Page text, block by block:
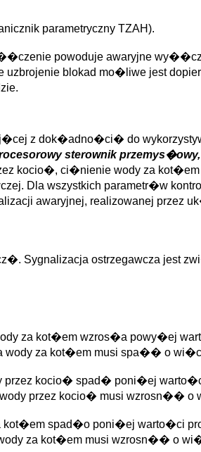
parametryczny TZAH).
powoduje awaryjne
blokad mo�liwe jest
z dok�adno�ci� do
sterownik
kocio�, ci�nienie wody za kot�em
Dla wszystkich parametr�w
awaryjnej, realizowanej przez
Sygnalizacja ostrzegawcza jest
za kot�em wzros�a powy�ej
wody za kot�em musi spa�� o
przez kocio� spad� poni�ej
przez kocio� musi wzrosn��
kot�em spad�o poni�ej warto�ci
za kot�em musi wzrosn�� o